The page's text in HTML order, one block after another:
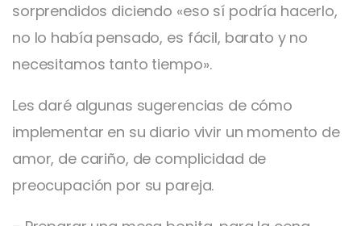
sorprendidos diciendo «eso sí podría hacerlo,
no lo había pensado, es fácil, barato y no
necesitamos tanto tiempo».
Les daré algunas sugerencias de cómo
implementar en su diario vivir un momento de
amor, de cariño, de complicidad de
preocupación por su pareja.